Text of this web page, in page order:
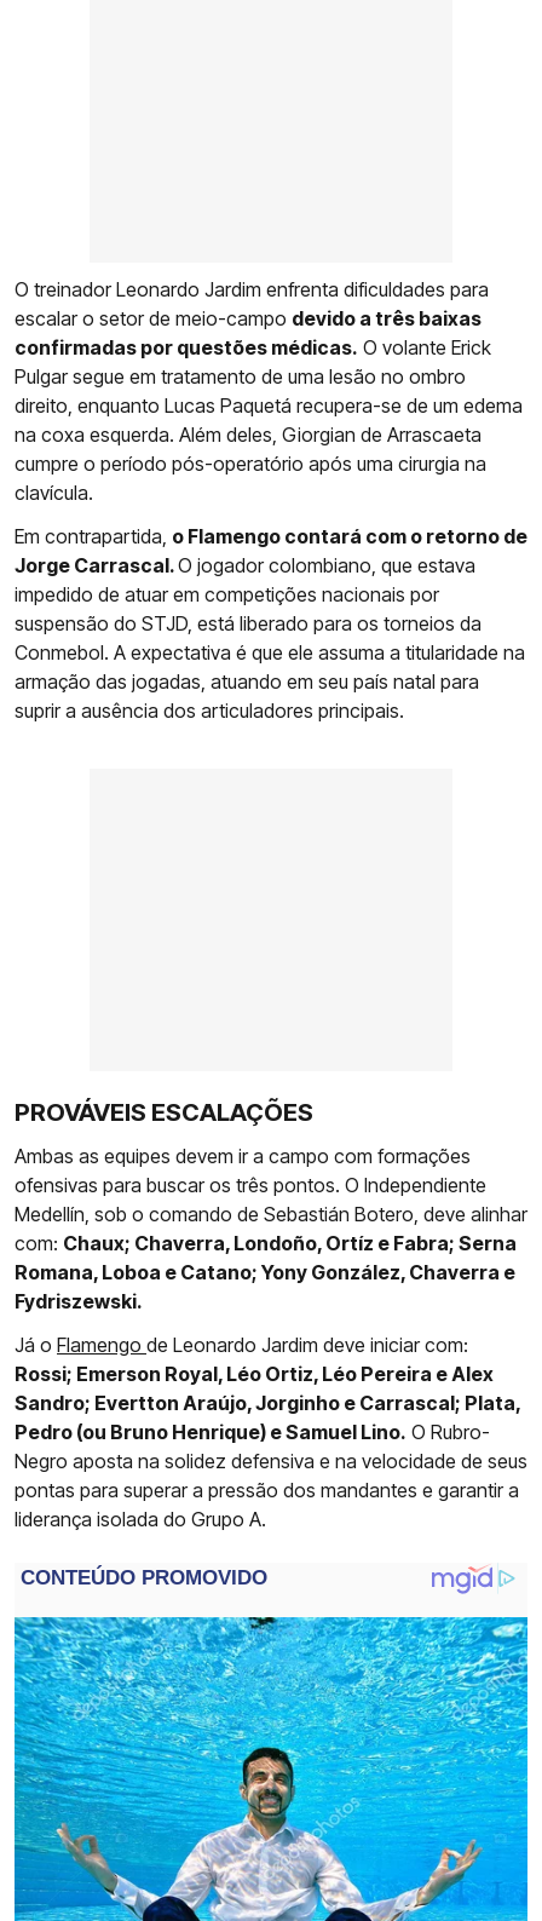
O treinador Leonardo Jardim enfrenta dificuldades para
escalar o setor de meio-campo devido a três baixas
confirmadas por questões médicas. O volante Erick
Pulgar segue em tratamento de uma lesão no ombro
direito, enquanto Lucas Paquetá recupera-se de um edema
na coxa esquerda. Além deles, Giorgian de Arrascaeta
cumpre o período pós-operatório após uma cirurgia na
clavícula.
Em contrapartida, o Flamengo contará com o retorno de
Jorge Carrascal.O jogador colombiano, que estava
impedido de atuar em competições nacionais por
suspensão do STJD, está liberado para os torneios da
Conmebol. A expectativa é que ele assuma a titularidade na
armação das jogadas, atuando em seu país natal para
suprir a ausência dos articuladores principais.
PROVÁVEIS ESCALAÇÕES
Ambas as equipes devem ir a campo com formações
ofensivas para buscar os três pontos. O Independiente
Medellín, sob o comando de Sebastián Botero, deve alinhar
com: Chaux; Chaverra, Londoño, Ortíz e Fabra; Serna
Romana, Loboa e Catano; Yony González, Chaverra e
Fydriszewski.
Já o Flamengo de Leonardo Jardim deve iniciar com:
Rossi; Emerson Royal, Léo Ortiz, Léo Pereira e Alex
Sandro; Evertton Araújo, Jorginho e Carrascal; Plata,
Pedro (ou Bruno Henrique) e Samuel Lino. O Rubro-
Negro aposta na solidez defensiva e na velocidade de seus
pontas para superar a pressão dos mandantes e garantir a
liderança isolada do Grupo A.